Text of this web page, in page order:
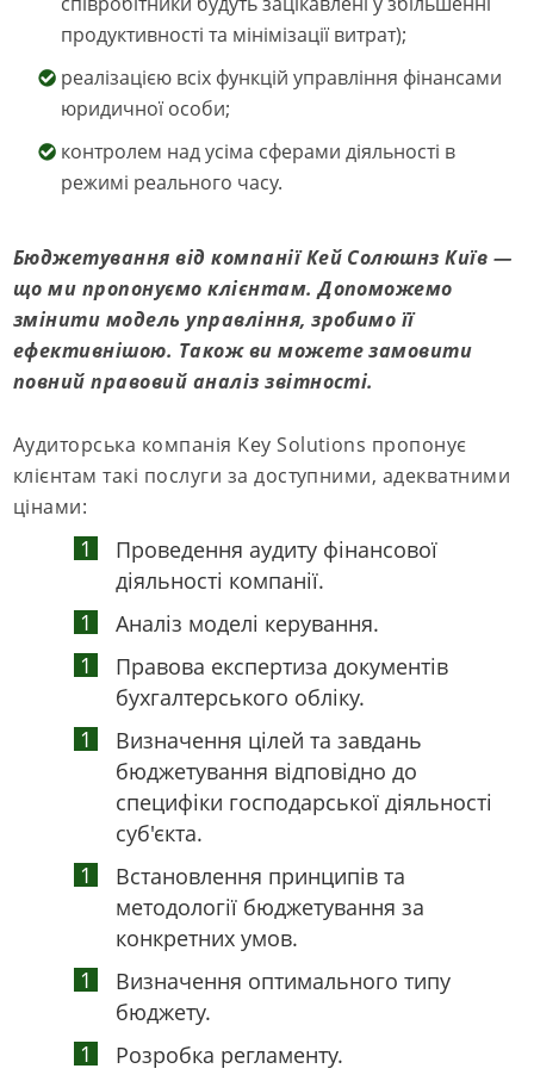
продуктивності та мінімізації витрат);
реалізацією всіх функцій управління фінансами
юридичної особи;
контролем над усіма сферами діяльності в
режимі реального часу.
Бюджетування від компанії Кей Солюшнз Київ —
що ми пропонуємо клієнтам. Допоможемо
змінити модель управління, зробимо її
ефективнішою. Також ви можете замовити
повний правовий аналіз звітності.
Аудиторська компанія Key Solutions пропонує
клієнтам такі послуги за доступними, адекватними
цінами:
Проведення аудиту фінансової
діяльності компанії.
Аналіз моделі керування.
Правова експертиза документів
бухгалтерського обліку.
Визначення цілей та завдань
бюджетування відповідно до
специфіки господарської діяльності
суб'єкта.
Встановлення принципів та
методології бюджетування за
конкретних умов.
Визначення оптимального типу
бюджету.
Розробка регламенту.